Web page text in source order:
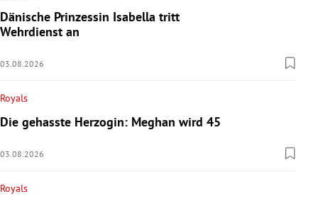
Dänische Prinzessin Isabella tritt
Wehrdienst an
03.08.2026
Royals
Die gehasste Herzogin: Meghan wird 45
03.08.2026
Royals